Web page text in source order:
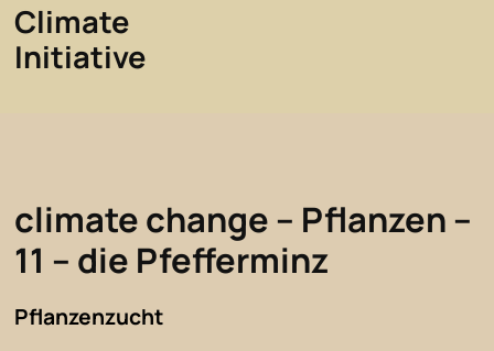
Climate
Initiative
climate change – Pflanzen –
11 – die Pfefferminz
Pflanzenzucht